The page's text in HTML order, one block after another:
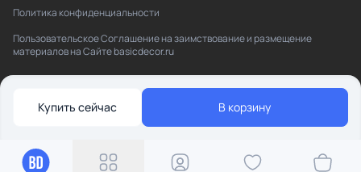
Купить сейчас В корзину
Политика конфиденциальности
Пользовательское Соглашение на заимствование и размещение
материалов на Сайте basicdecor.ru